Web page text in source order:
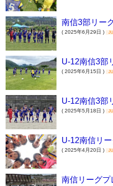
南信3部リー
( 2025年6月29日 )
U-12南信3部
( 2025年6月15日 )
U-12南信3部
( 2025年5月18日 )
U-12南信リ
( 2025年4月20日 )
南信リーグプ